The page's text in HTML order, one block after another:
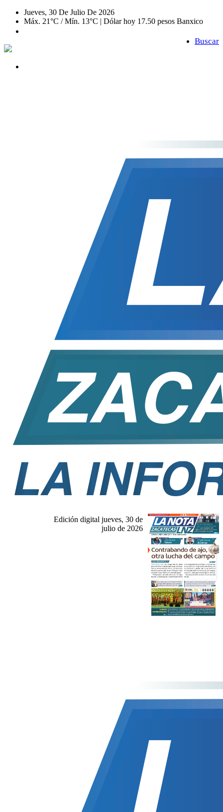
Jueves, 30 De Julio De 2026
Máx. 21°C / Mín. 13°C | Dólar hoy 17.50 pesos Banxico
Buscar
Edición digital jueves, 30 de
julio de 2026